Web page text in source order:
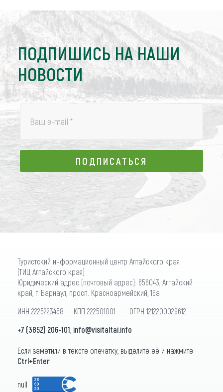
ПОДПИШИСЬ НА НАШИ
НОВОСТИ
Ваш e-mail *
ПОДПИСАТЬСЯ
ПОДПИСАТЬСЯ
Туристский информационный центр Алтайского края
(ТИЦ Алтайского края)
Юридический адрес (почтовый адрес): 656043, Алтайский
край, г. Барнаул, просп. Красноармейский, 16а
ИНН 2225223458 КПП 222501001 ОГРН 1212200029612
+7 (3852) 206-101 info@visitaltai.info
Если заметили в тексте опечатку, выделите её и нажмите
Ctrl+Enter
null